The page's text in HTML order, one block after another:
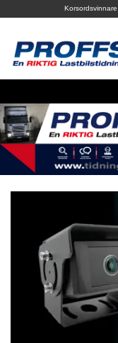
to
Korsordsvinnare